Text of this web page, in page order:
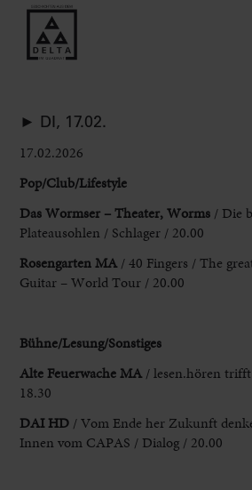
► DI, 17.02.
17.02.2026
Pop/Club/Lifestyle
Das Wormser – Theater, Worms / Die
Plateausohlen / Schlager / 20.00
Rosengarten MA / 40 Fingers / The
Guitar – World Tour / 20.00
Bühne/Lesung/Sonstiges
Alte Feuerwache MA / lesen.hören
18.30
DAI HD / Vom Ende her Zukunft
Innen vom CAPAS / Dialog / 20.00